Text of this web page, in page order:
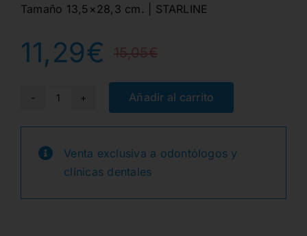
Tamaño 13,5×28,3 cm. | STARLINE
15,05€El
precio
original
era:
15,05€.
11,29€
El
precio
actual
es:
11,29€.
BOLSAS
AUTOADHE.13,5x25,5cm.
cantidad
Añadir al carrito
Venta exclusiva a odontólogos y
clínicas dentales